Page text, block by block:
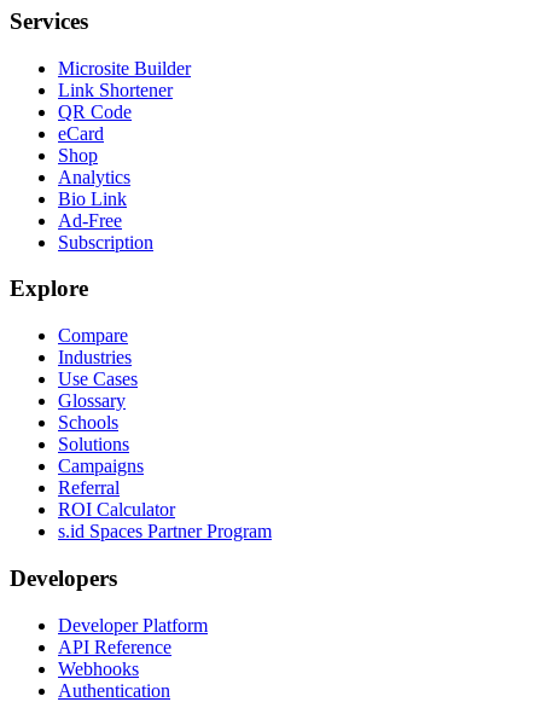
Services
Microsite Builder
Link Shortener
QR Code
eCard
Shop
Analytics
Bio Link
Ad-Free
Subscription
Explore
Compare
Industries
Use Cases
Glossary
Schools
Solutions
Campaigns
Referral
ROI Calculator
s.id Spaces Partner Program
Developers
Developer Platform
API Reference
Webhooks
Authentication